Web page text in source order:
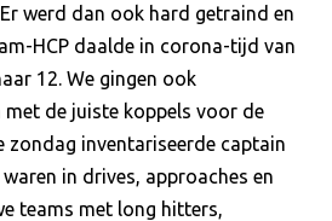
werd dan ook hard getraind en
HCP daalde in corona-tijd van
12. We gingen ook
met de juiste koppels voor de
zondag inventariseerde captain
in drives, approaches en
teams met long hitters,